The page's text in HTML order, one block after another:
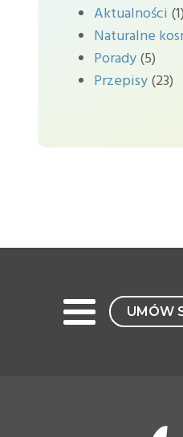
Aktualności (1)
Naturalne
Porady(5)
Przepisy(23)
UMÓW